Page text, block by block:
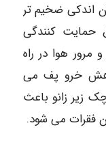
اندکی ضخیم تر
کنندگی
مرور هوا در راه
خرو پف می
زیر زانو باعث
می شود.